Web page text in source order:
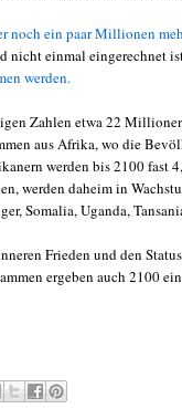
noch ein paar Millionen
nicht einmal eingerechnet
werden.
Zahlen etwa 22
aus Afrika, wo die
werden bis 2100 fast
werden daheim in
Somalia, Uganda,
Frieden und den
ergeben auch 2100